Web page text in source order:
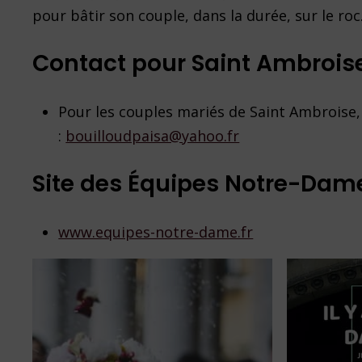
pour bâtir son couple, dans la durée, sur le
Contact pour Saint
Pour les couples mariés de Saint
: bouilloudpaisa@yahoo.fr
Site des Équipes Notre-
www.equipes-notre-dame.fr